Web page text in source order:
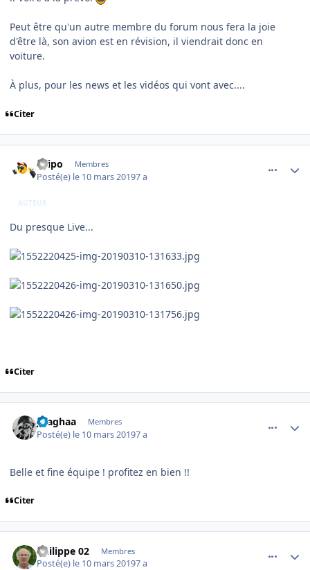
Peut être qu'un autre membre du forum nous fera la joie
d'être là, son avion est en révision, il viendrait donc en
voiture.
À plus, pour les news et les vidéos qui vont avec....
Citer
Filipo Membres
Posté(e) le 10 mars 20197 a
AUTEUR
Du presque Live...
Citer
jlsaghaa Membres
Posté(e) le 10 mars 20197 a
Belle et fine équipe ! profitez en bien !!
Citer
Philippe 02 Membres
Posté(e) le 10 mars 20197 a